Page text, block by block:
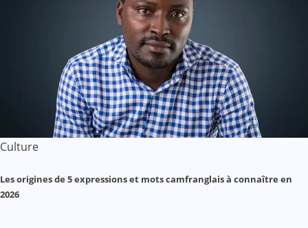
Culture
Les origines de 5 expressions et mots camfranglais à connaître en
2026